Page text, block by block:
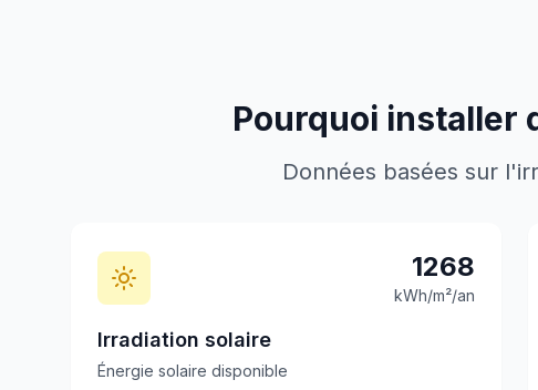
Pourquoi installer
Données basées sur
1268
kWh/m²/an
Irradiation solaire
Énergie solaire disponible